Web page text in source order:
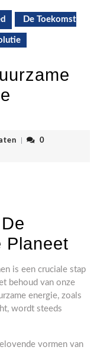
De Toekomst
cdenvhoogstraten
0
Planeet
is een cruciale stap
behoud van onze
energie, zoals
wordt steeds
vormen van